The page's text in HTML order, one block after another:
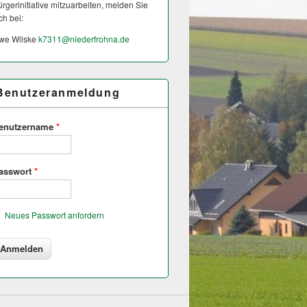
mitzuarbeiten, melden Sie
bei:
Wilske k7311@niederfrohna.de
*
*
Neues Passwort anfordern